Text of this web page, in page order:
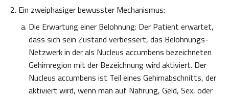
Ein zweiphasiger bewusster Mechanismus:
Die Erwartung einer Belohnung: Der Patient erwartet,
dass sich sein Zustand verbessert, das Belohnungs-
Netzwerk in der als Nucleus accumbens bezeichneten
Gehirnregion mit der Bezeichnung wird aktiviert. Der
Nucleus accumbens ist Teil eines Gehirnabschnitts, der
aktiviert wird, wenn man auf Nahrung, Geld, Sex, oder